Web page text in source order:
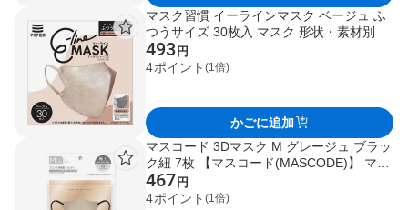
マスク習慣 イーラインマスク ベージュ ふ
つうサイズ 30枚入 マスク 形状・素材別
493 円
4ポイント (1倍)
かごに追加
マスコード 3Dマスク M グレージュ ブラッ
ク紐 7枚 【マスコード(MASCODE)】 マス
ク
467 円
4ポイント (1倍)